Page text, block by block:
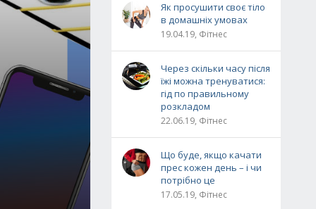
Як просушити своє тіло
в домашніх умовах
19.04.19, Фітнес
Через скільки часу після
їжі можна тренуватися:
гід по правильному
розкладом
22.06.19, Фітнес
Що буде, якщо качати
прес кожен день – і чи
потрібно це
17.05.19, Фітнес